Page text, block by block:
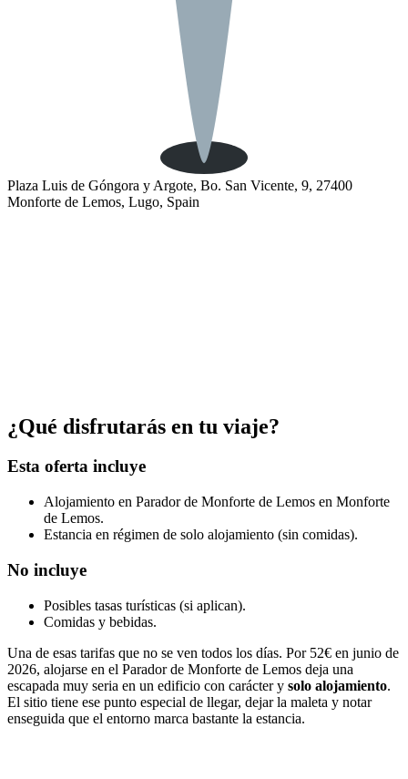
Plaza Luis de Góngora y Argote, Bo. San Vicente, 9, 27400
Monforte de Lemos, Lugo, Spain
¿Qué disfrutarás en tu viaje?
Esta oferta incluye
Alojamiento en Parador de Monforte de Lemos en Monforte
de Lemos.
Estancia en régimen de solo alojamiento (sin comidas).
No incluye
Posibles tasas turísticas (si aplican).
Comidas y bebidas.
Una de esas tarifas que no se ven todos los días. Por 52€ en junio de
2026, alojarse en el Parador de Monforte de Lemos deja una
escapada muy seria en un edificio con carácter y solo alojamiento.
El sitio tiene ese punto especial de llegar, dejar la maleta y notar
enseguida que el entorno marca bastante la estancia.